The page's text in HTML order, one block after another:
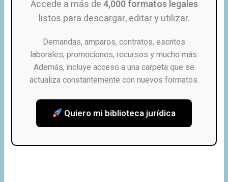
Accede a más de4,000 formatos legales
listos para descargar, editar y utilizar.
Demandas, amparos, contratos, escritos
laborales, promociones, recursos y mucho más.
Además, incluye acceso a una carpeta que se
actualiza constantemente con nuevos formatos.
Quiero mi biblioteca jurídica